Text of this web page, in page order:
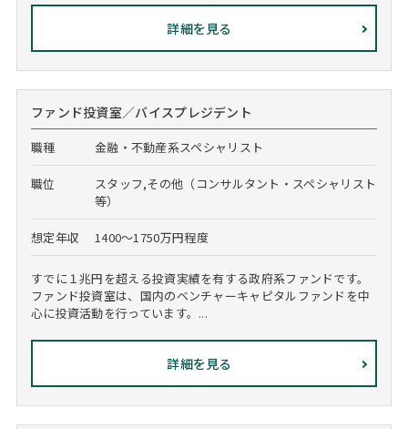
詳細を見る
ファンド投資室／バイスプレジデント
職種 金融・不動産系スペシャリスト
職位
スタッフ,その他（コンサルタント・スペシャリスト
等）
想定年収 1400～1750万円程度
すでに１兆円を超える投資実績を有する政府系ファンドです。
ファンド投資室は、国内のベンチャーキャピタルファンドを中
心に投資活動を行っています。...
詳細を見る